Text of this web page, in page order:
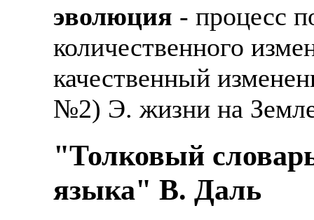
эволюция - процесс
количественного
качественный
№2) Э. жизни на
"Толковый
языка" В. Даль